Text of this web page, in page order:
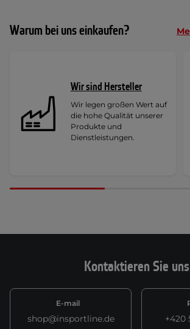
Warum bei uns einkaufen?
Wir sind Hersteller
Wir legen großen Wert auf
die hohe Qualität unserer
Produkte und
Dienstleistungen.
Kontaktieren Sie uns
E-mail
shop@insportline.de +420